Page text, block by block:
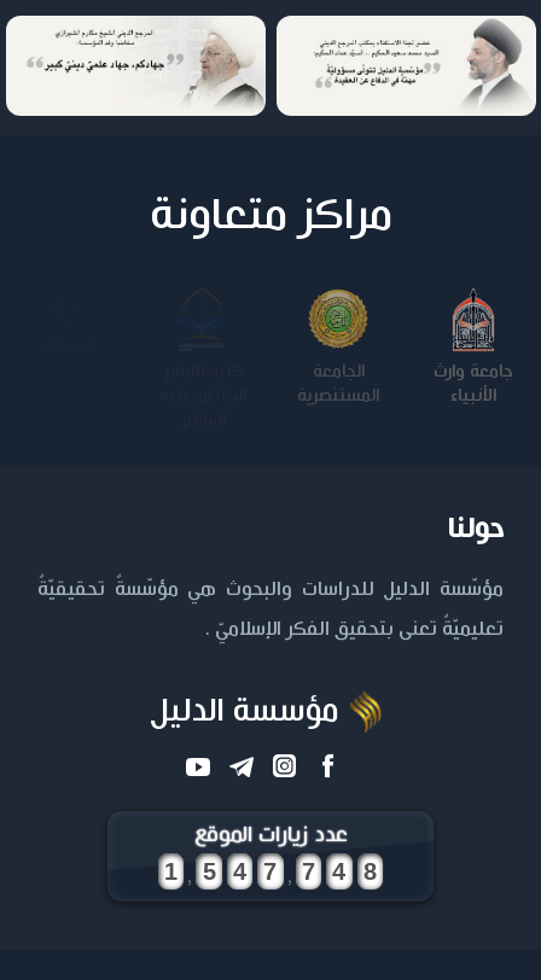
مراكز متعاونة
جامعة وارث
الأنبياء
الجامعة
المستنصرية
حولنا
مؤسّسة الدليل للدراسات والبحوث هي مؤسّسةٌ تحقيقيّةٌ
تعليميّةٌ تعنى بتحقيق الفكر الإسلاميّ .
مؤسسة الدليل
عدد زيارات الموقع
, ,